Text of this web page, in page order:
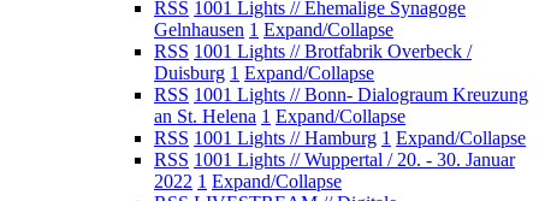
RSS 1001 Lights // Ehemalige Synagoge
Gelnhausen 1 Expand/Collapse
RSS 1001 Lights // Brotfabrik Overbeck /
Duisburg 1 Expand/Collapse
RSS 1001 Lights // Bonn- Dialograum Kreuzung
an St. Helena 1 Expand/Collapse
RSS 1001 Lights // Hamburg 1 Expand/Collapse
RSS 1001 Lights // Wuppertal / 20. - 30. Januar
2022 1 Expand/Collapse